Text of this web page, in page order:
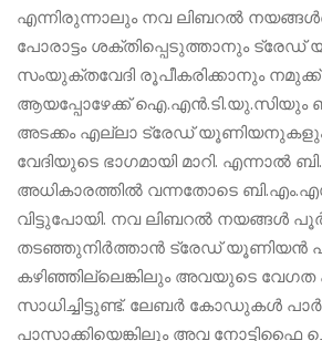
എന്നിരുന്നാലും നവ ലിബറൽ
പോരാട്ടം ശക്തിപ്പെടുത്താനും
സംയുക്തവേദി രൂപീകരിക്കാനും
ആയപ്പോഴേക്ക് ഐ.എൻ.ടി.യു.സിയും
അടക്കം എല്ലാ ട്രേഡ്
വേദിയുടെ ഭാഗമായി മാറി. എന്നാൽ
അധികാരത്തിൽ വന്നതോടെ
വിട്ടുപോയി. നവ ലിബറൽ നയങ്ങൾ
തടഞ്ഞുനിർത്താൻ ട്രേഡ് യൂണിയൻ
കഴിഞ്ഞില്ലെങ്കിലും അവയുടെ
സാധിച്ചിട്ടുണ്ട്. ലേബർ കോഡുകൾ
പാസാക്കിയെങ്കിലും അവ